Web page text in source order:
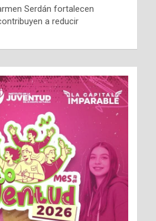
Serdán fortalecen
a reducir